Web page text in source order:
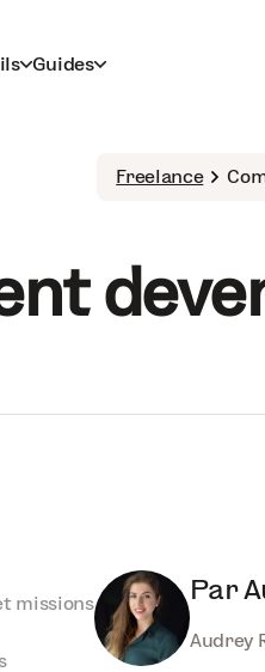
Guides
Freelance
missions
Par
Audrey